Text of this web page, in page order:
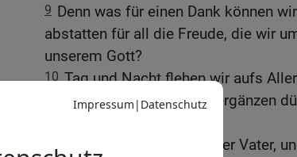
9 Denn was für einen Dank können
abstatten für all die Freude, die wir
unserem Gott?
10 Tag und Nacht flehen wir aufs
Angesicht sehen und das ergänzen
Er selbst aber, Gott, unser Vater,